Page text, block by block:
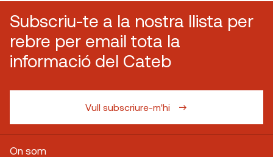
Subscriu-te a la nostra llista per
rebre per email tota la
informació del Cateb
Vull subscriure-m'hi
On som